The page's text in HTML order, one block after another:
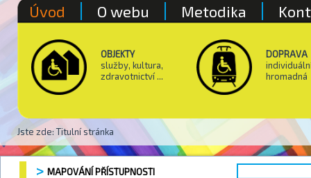
OBJEKTY
služby, kultura,
zdravotnictví ...
DOPRAVA
hromadná
Jste zde: Titulní stránka
Úvod O webu Metodika
MAPOVÁNÍ PŘÍSTUPNOSTI